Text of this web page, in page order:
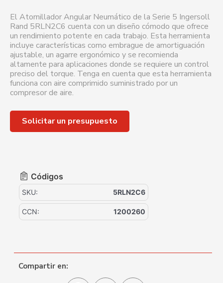
El Atornillador Angular Neumático de la Serie 5 Ingersoll
Rand 5RLN2C6 cuenta con un diseño cómodo que ofrece
un rendimiento potente en cada trabajo. Esta herramienta
incluye características como embrague de amortiguación
ajustable, un agarre ergonómico y se recomienda
altamente para aplicaciones donde se requiere un control
preciso del torque. Tenga en cuenta que esta herramienta
funciona con aire comprimido suministrado por un
compresor de aire.
Solicitar un presupuesto
Códigos
SKU: 5RLN2C6
CCN: 1200260
Compartir en: